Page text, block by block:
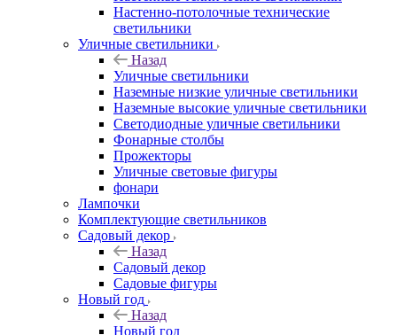
Настенно-потолочные технические
светильники
Уличные светильники
Назад
Уличные светильники
Наземные низкие уличные светильники
Наземные высокие уличные светильники
Светодиодные уличные светильники
Фонарные столбы
Прожекторы
Уличные световые фигуры
фонари
Лампочки
Комплектующие светильников
Садовый декор
Назад
Садовый декор
Садовые фигуры
Новый год
Назад
Новый год